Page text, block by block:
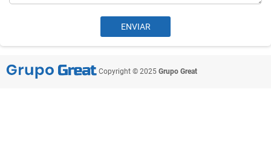
Copyright © 2025 Grupo Great